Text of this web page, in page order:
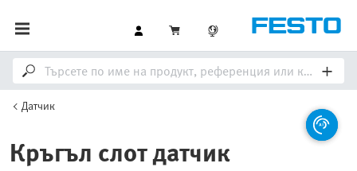
Датчик
Кръгъл слот датчик